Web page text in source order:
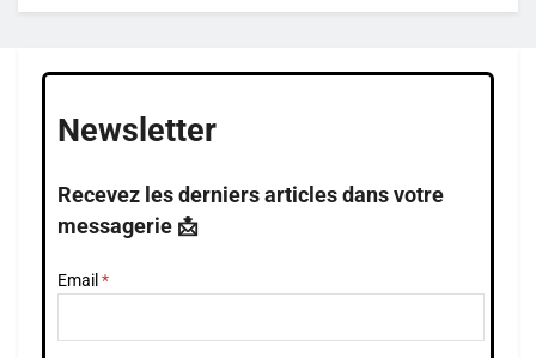
Newsletter
Recevez les derniers articles dans votre
messagerie 📩
Email